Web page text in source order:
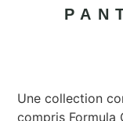
Une collection
compris Formula